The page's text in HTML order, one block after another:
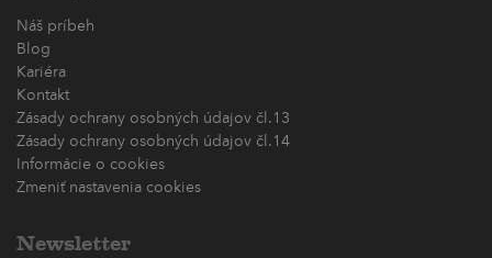
Náš príbeh
Blog
Kariéra
Kontakt
Zásady ochrany osobných údajov čl.13
Zásady ochrany osobných údajov čl.14
Informácie o cookies
Zmeniť nastavenia cookies
Newsletter